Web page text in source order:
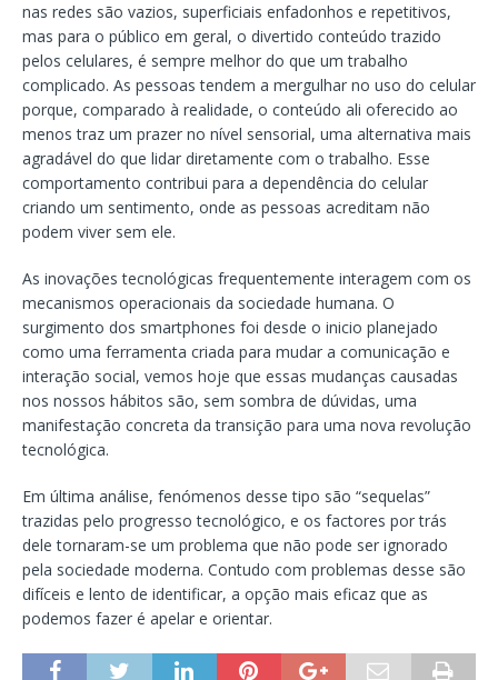
nas redes são vazios, superficiais enfadonhos e repetitivos,
mas para o público em geral, o divertido conteúdo trazido
pelos celulares, é sempre melhor do que um trabalho
complicado. As pessoas tendem a mergulhar no uso do celular
porque, comparado à realidade, o conteúdo ali oferecido ao
menos traz um prazer no nível sensorial, uma alternativa mais
agradável do que lidar diretamente com o trabalho. Esse
comportamento contribui para a dependência do celular
criando um sentimento, onde as pessoas acreditam não
podem viver sem ele.
As inovações tecnológicas frequentemente interagem com os
mecanismos operacionais da sociedade humana. O
surgimento dos smartphones foi desde o inicio planejado
como uma ferramenta criada para mudar a comunicação e
interação social, vemos hoje que essas mudanças causadas
nos nossos hábitos são, sem sombra de dúvidas, uma
manifestação concreta da transição para uma nova revolução
tecnológica.
Em última análise, fenómenos desse tipo são “sequelas”
trazidas pelo progresso tecnológico, e os factores por trás
dele tornaram-se um problema que não pode ser ignorado
pela sociedade moderna. Contudo com problemas desse são
difíceis e lento de identificar, a opção mais eficaz que as
podemos fazer é apelar e orientar.